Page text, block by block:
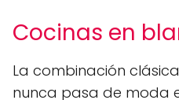
Cocinas en
La combinación
nunca pasa de moda